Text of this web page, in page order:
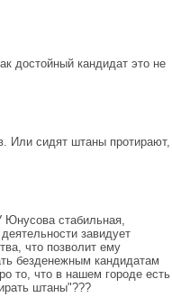
достойный кандидат это не
Или сидят штаны протирают,
стабильная,
завидует
что позволит ему
безденежным кандидатам
то, что в нашем городе есть
штаны"???